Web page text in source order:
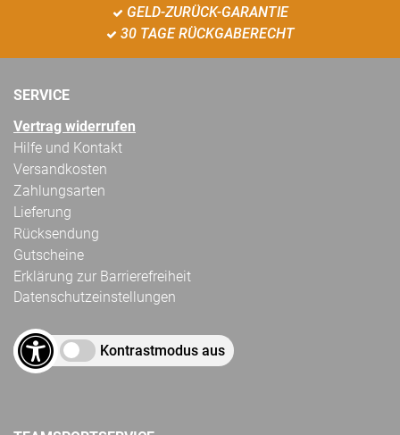
GELD-ZURÜCK-GARANTIE
30 TAGE RÜCKGABERECHT
SERVICE
Vertrag widerrufen
Hilfe und Kontakt
Versandkosten
Zahlungsarten
Lieferung
Rücksendung
Gutscheine
Erklärung zur Barrierefreiheit
Datenschutzeinstellungen
Kontrastmodus aus